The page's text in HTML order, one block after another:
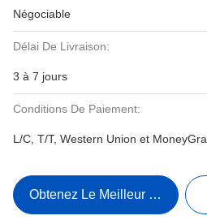
Négociable
Délai De Livraison:
3 à 7 jours
Conditions De Paiement:
L/C, T/T, Western Union et
Obtenez Le Meilleur Prix